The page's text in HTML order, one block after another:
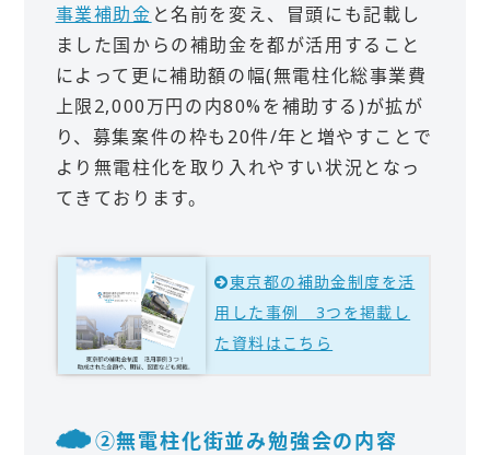
事業補助金 と名前を変え、冒頭にも記載し
ました国からの補助金を都が活用すること
によって更に補助額の幅(無電柱化総事業費
上限2,000万円の内80%を補助する)が拡が
り、募集案件の枠も20件/年と増やすことで
より無電柱化を取り入れやすい状況となっ
てきております。
東京都の補助金制度を活
用した事例 3つを掲載し
た資料はこちら
②無電柱化街並み勉強会の内容